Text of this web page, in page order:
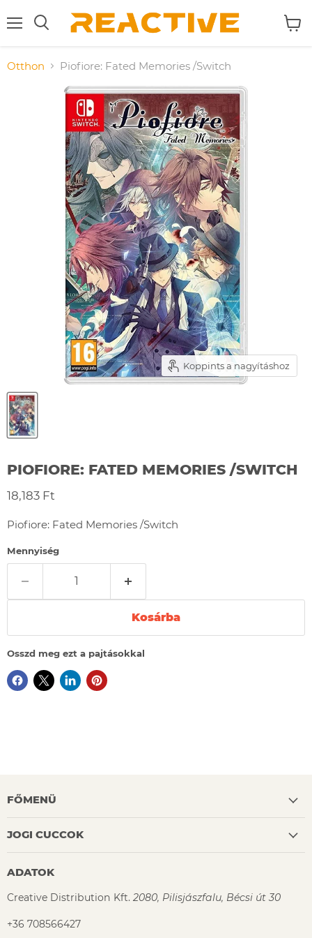
Keresés
Otthon Piofiore: Fated Memories /Switch
Koppints a nagyításhoz
PIOFIORE: FATED MEMORIES /SWITCH
Jelenlegi ár
18,183 Ft
Piofiore: Fated Memories /Switch
Mennyiség
Kosárba
Osszd meg ezt a pajtásokkal
FŐMENÜ
JOGI CUCCOK
ADATOK
Creative Distribution Kft. 2080, Pilisjászfalu, Bécsi út 30
+36 708566427